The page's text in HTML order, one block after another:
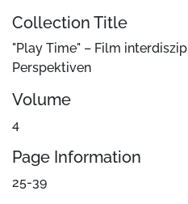
Collection Title
"Play Time" – Film
Perspektiven
Volume
4
Page Information
25-39